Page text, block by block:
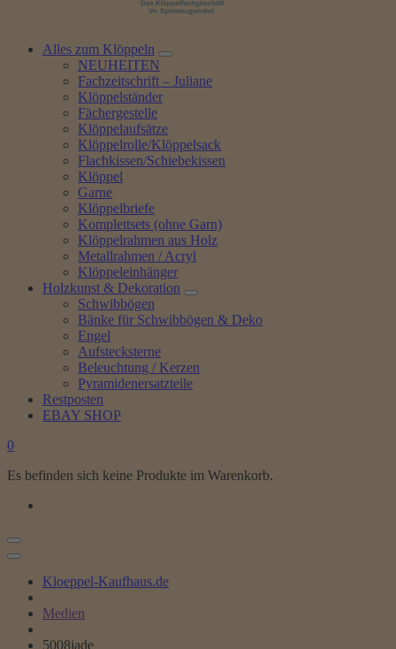
Alles zum Klöppeln
NEUHEITEN
Fachzeitschrift – Juliane
Klöppelständer
Fächergestelle
Klöppelaufsätze
Klöppelrolle/Klöppelsack
Flachkissen/Schiebekissen
Klöppel
Garne
Klöppelbriefe
Komplettsets (ohne Garn)
Klöppelrahmen aus Holz
Metallrahmen / Acryl
Klöppeleinhänger
Holzkunst & Dekoration
Schwibbögen
Bänke für Schwibbögen & Deko
Engel
Aufstecksterne
Beleuchtung / Kerzen
Pyramidenersatzteile
Restposten
EBAY SHOP
0
Es befinden sich keine Produkte im Warenkorb.
Kloeppel-Kaufhaus.de
Medien
5008jade